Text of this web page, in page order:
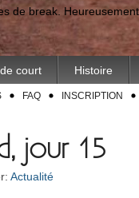
de break.
court Histoire
FAQ INSCRIPTION
jour 15
Actualité